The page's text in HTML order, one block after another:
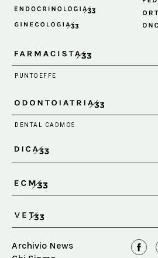
Archivio News